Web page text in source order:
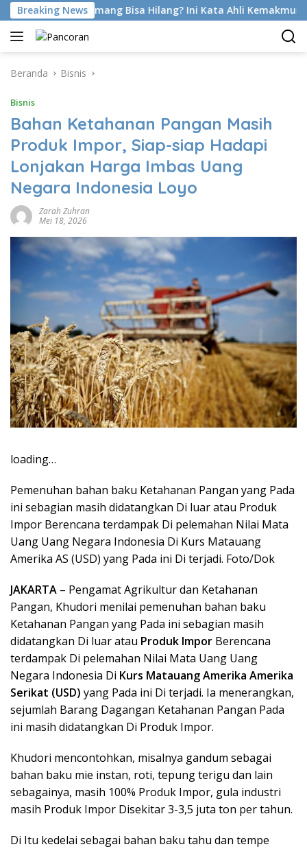
Langsung
ke
konten
Breaking News
Latihan Emang Bisa Hilang? Ini Kata Ahli Kemakmuran
Beranda Bisnis
Bisnis
Bahan Ketahanan Pangan Masih
Produk Impor, Siap-siap Hadapi
Lonjakan Harga Imbas Uang
Negara Indonesia Loyo
Zarah Zuhran
Mei 18, 2026
loading…
Pemenuhan bahan baku Ketahanan Pangan yang Pada
ini sebagian masih didatangkan Di luar atau Produk
Impor Berencana terdampak Di pelemahan Nilai Mata
Uang Uang Negara Indonesia Di Kurs Matauang
Amerika AS (USD) yang Pada ini Di terjadi. Foto/Dok
JAKARTA – Pengamat Agrikultur dan Ketahanan
Pangan, Khudori menilai pemenuhan bahan baku
Ketahanan Pangan yang Pada ini sebagian masih
didatangkan Di luar atau Produk Impor Berencana
terdampak Di pelemahan Nilai Mata Uang Uang
Negara Indonesia Di Kurs Matauang Amerika Amerika
Serikat (USD) yang Pada ini Di terjadi. Ia menerangkan,
sejumlah Barang Dagangan Ketahanan Pangan Pada
ini masih didatangkan Di Produk Impor.
Khudori mencontohkan, misalnya gandum sebagai
bahan baku mie instan, roti, tepung terigu dan lain
sebagainya, masih 100% Produk Impor, gula industri
masih Produk Impor Disekitar 3-3,5 juta ton per tahun.
Di Itu kedelai sebagai bahan baku tahu dan tempe